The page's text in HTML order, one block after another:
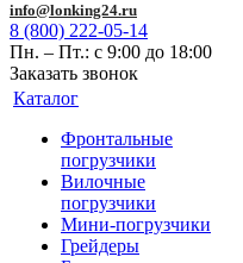
info@lonking24.ru
8 (800) 222-05-14
Пн. – Пт.: с 9:00 до 18:00
Заказать звонок
Каталог
Фронтальные
погрузчики
Вилочные
погрузчики
Мини-погрузчики
Грейдеры